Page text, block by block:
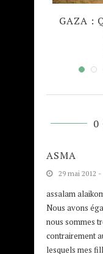
GAZA :
0
ASMA
29 mai 2012
assalam
Nous avons
nous sommes
contrairement
lesquels mes